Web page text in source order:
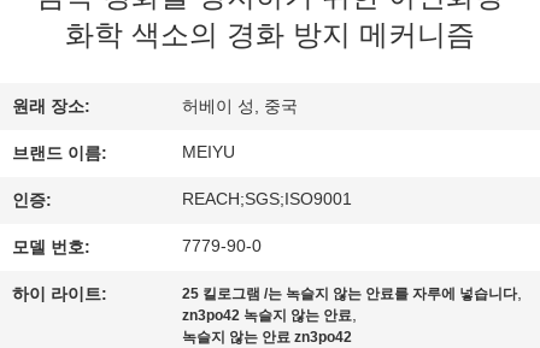
관
한
것
화학 색소의 경화 방지 메커니즘
원래 장소: 허베이 성, 중국
브랜드 이름: MEIYU
인증: REACH;SGS;ISO9001
모델 번호: 7779-90-0
하이 라이트: 25 킬로그램 /는 녹슬지 않는 안료를 자루에 넣습니다,
zn3po42 녹슬지 않는 안료,
녹슬지 않는 안료 zn3po42